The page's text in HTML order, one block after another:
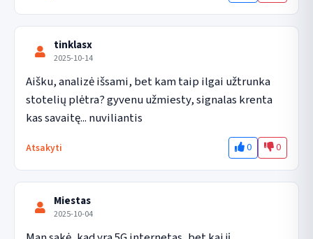
tinklasx
2025-10-14
Aišku, analizė išsami, bet kam taip ilgai užtrunka
stotelių plėtra? gyvenu užmiesty, signalas krenta
kas savaitę... nuviliantis
Atsakyti 0 0
Miestas
2025-10-04